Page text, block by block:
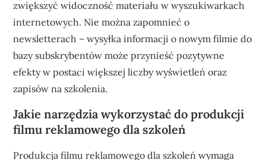
zwiększyć widoczność materiału w wyszukiwarkach
internetowych. Nie można zapomnieć o
newsletterach – wysyłka informacji o nowym filmie do
bazy subskrybentów może przynieść pozytywne
efekty w postaci większej liczby wyświetleń oraz
zapisów na szkolenia.
Jakie narzędzia wykorzystać do produkcji
filmu reklamowego dla szkoleń
Produkcja filmu reklamowego dla szkoleń wymaga